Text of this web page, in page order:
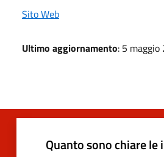
Sito Web
Ultimo aggiornamento: 5
Quanto sono chiare